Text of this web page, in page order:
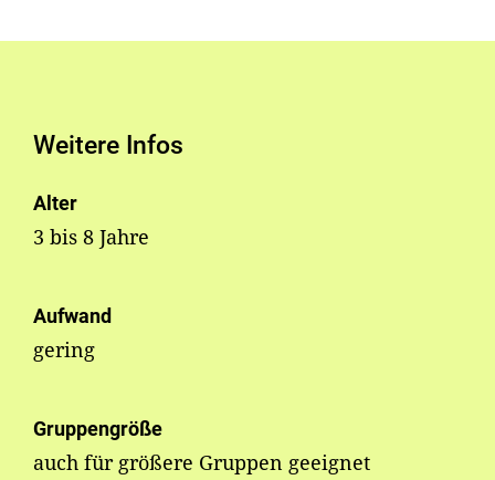
Weitere Infos
Alter
3 bis 8 Jahre
Aufwand
gering
Gruppengröße
auch für größere Gruppen geeignet